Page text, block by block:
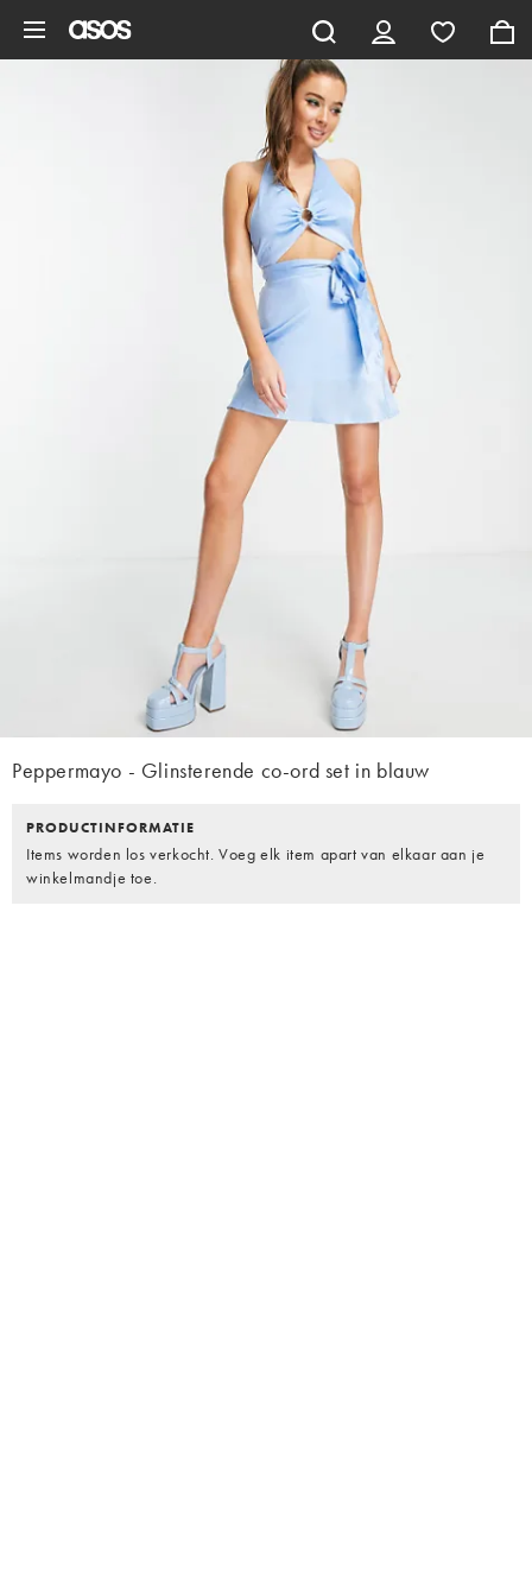
Peppermayo - Glinsterende co-ord set in blauw
PRODUCTINFORMATIE
Items worden los verkocht. Voeg elk item apart van elkaar aan je
winkelmandje toe.